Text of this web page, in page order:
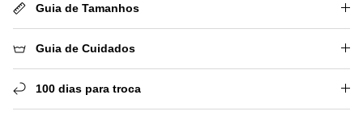
Guia de Tamanhos
Guia de Cuidados
100 dias para troca